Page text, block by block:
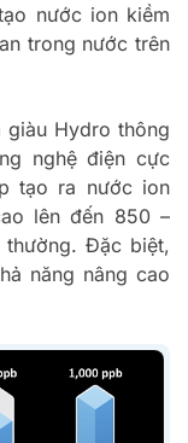
nước ion kiềm
trong nước trên
giàu Hydro thông
nghệ điện cực
tạo ra nước ion
lên đến 850 –
Đặc biệt,
năng nâng cao